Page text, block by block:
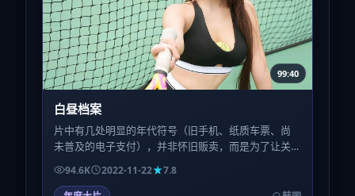
99:40
白昼档案
片中有几处明显的年代符号（旧手机、纸质车票、尚
未普及的电子支付），并非怀旧贩卖，而是为了让关
键误会「只能发生在那个时代」成立。
94.6K 2022-11-22
7.8